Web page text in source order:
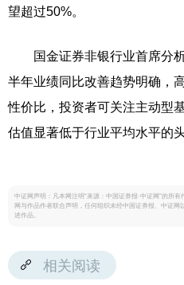
望超过50%。
国金证券非银行业首席分析
半年业绩同比改善趋势明确，
性价比，投资者可关注主动型
估值显著低于行业平均水平的
中证网声明：凡本网注明“来源：中国证券报·中证网”的所
网与作品作者联合声明，任何组织未经中国证券报、中证
述作品。
相关阅读